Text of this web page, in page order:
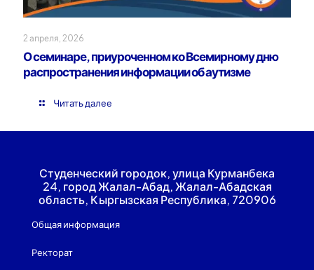
2 апреля, 2026
О семинаре, приуроченном ко Всемирному дню
распространения информации об аутизме
Читать далее
Студенческий городок, улица Курманбека
24, город Жалал-Абад, Жалал-Абадская
область, Кыргызская Республика, 720906
Общая информация
Ректорат